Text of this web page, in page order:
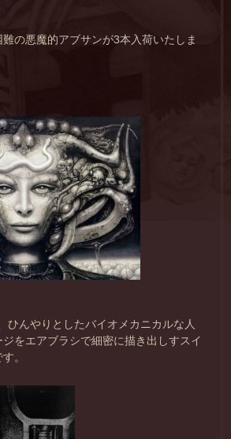
の悪魔的アブサンが3本入荷いたしま
ひんやりとしたバイオメカニカルな人
をエアブラシで細密に描き出しすスイ
。